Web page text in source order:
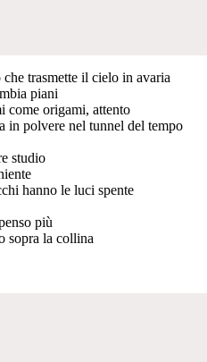
trasmette il cielo in avaria
piani
come origami, attento
in polvere nel tunnel del tempo
studio
hanno le luci spente
più
sopra la collina